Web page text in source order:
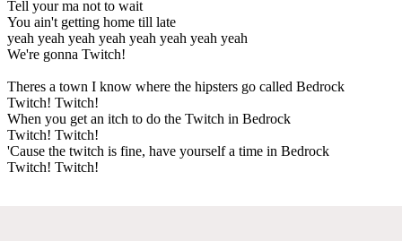
Tell your ma not to wait
You ain't getting home till late
yeah yeah yeah yeah yeah yeah yeah yeah
We're gonna Twitch!
Theres a town I know where the hipsters go called Bedrock
Twitch! Twitch!
When you get an itch to do the Twitch in Bedrock
Twitch! Twitch!
'Cause the twitch is fine, have yourself a time in Bedrock
Twitch! Twitch!